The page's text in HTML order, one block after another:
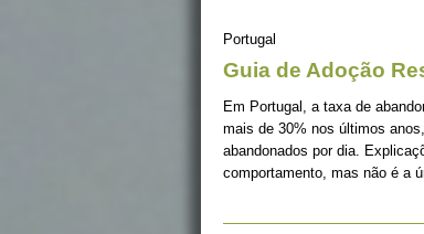
Portugal
Guia de Adoção
Em Portugal, a taxa de
mais de 30% nos últimos
abandonados por dia.
comportamento, mas não é a